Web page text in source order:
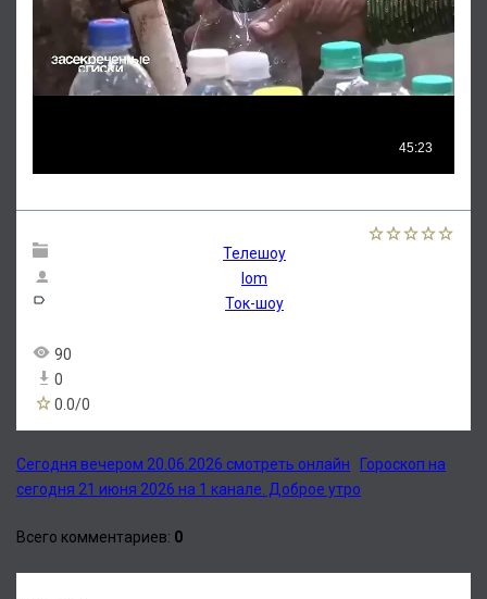
Телешоу
lom
Ток-шоу
90
0
0.0/0
Сегодня вечером 20.06.2026 смотреть онлайн
Гороскоп на
сегодня 21 июня 2026 на 1 канале. Доброе утро
Всего комментариев: 0